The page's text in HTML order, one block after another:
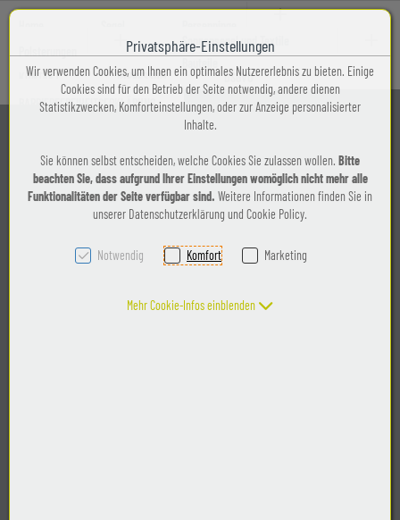
Zum Inhalt springen [AK + 0]
Zum Hauptmenü (oben rechts) springen [AK + 1]
Zum Kontakt-Menü oben (rechts) springen [AK + 2]
Zum Widget-Menü rechts springen [AK + 3]
Zu den Inhalten im Fußbereich springen [AK + 4]
GanzPersenninge
Halbpersenninge
Sprayhoods
Campverdecke
Inneneinrichtung
AussenPolsterungen
Sonnensegel und Textile
Bauteile
Textile
Bauteile
KONTAKT IMPRESSUM
DSGVO
BARRIEREFREIHEITSERKLÄRUNG
Privatsphäre-Einstellungen
Wir verwenden Cookies, um Ihnen ein optimales Nutzererlebnis zu bieten. Einige
Cookies sind für den Betrieb der Seite notwendig, andere dienen
Statistikzwecken, Komforteinstellungen, oder zur Anzeige personalisierter
Inhalte.
Sie können selbst entscheiden, welche Cookies Sie zulassen wollen. Bitte
beachten Sie, dass aufgrund Ihrer Einstellungen womöglich nicht mehr alle
Funktionalitäten der Seite verfügbar sind. Weitere Informationen finden Sie in
unserer Datenschutzerklärung und Cookie Policy.
Notwendig Komfort Marketing
Mehr Cookie-Infos einblenden